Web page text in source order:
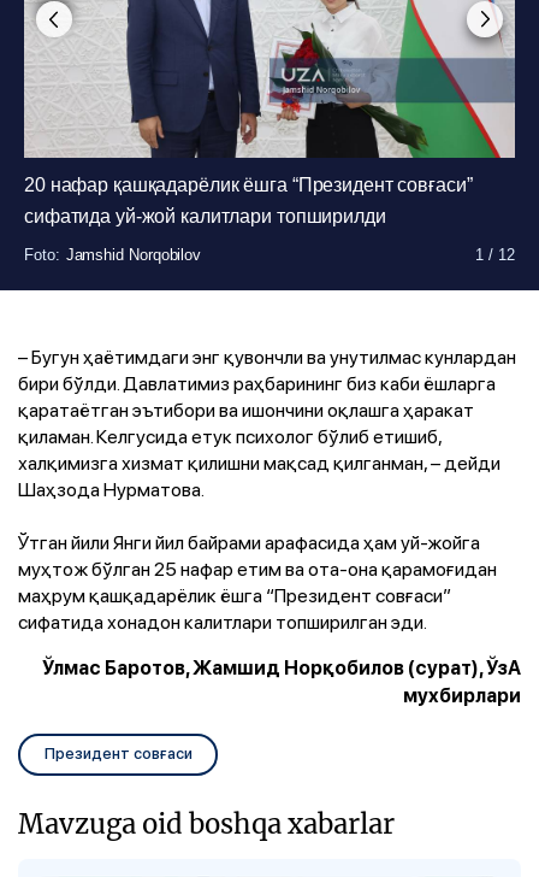
20 нафар қашқадарёлик ёшга “Президент совғаси”
сифатида уй-жой калитлари топширилди
Foto: Jamshid Norqobilov 1 / 12
Foto: Jamshid Norqobilov 1 / 12
Foto: Jamshid Norqobilov 1 / 12
Foto: Jamshid Norqobilov 1 / 12
Foto: Jamshid Norqobilov 1 / 12
Jamshid Norqobilov
Foto: Jamshid Norqobilov 1 / 12
Foto: Jamshid Norqobilov 1 / 12
Foto: Jamshid Norqobilov 1 / 12
Jamshid Norqobilov
Foto: Jamshid Norqobilov 1 / 12
Foto: Jamshid Norqobilov 1 / 12
– Бугун ҳаётимдаги энг қувончли ва унутилмас кунлардан
бири бўлди. Давлатимиз раҳбарининг биз каби ёшларга
қаратаётган эътибори ва ишончини оқлашга ҳаракат
қиламан. Келгусида етук психолог бўлиб етишиб,
халқимизга хизмат қилишни мақсад қилганман, – дейди
Шаҳзода Нурматова.
Ўтган йили Янги йил байрами арафасида ҳам уй-жойга
муҳтож бўлган 25 нафар етим ва ота-она қарамоғидан
маҳрум қашқадарёлик ёшга “Президент совғаси”
сифатида хонадон калитлари топширилган эди.
Ўлмас Баротов, Жамшид Норқобилов (сурат), ЎзА
мухбирлари
Президент совғаси
Mavzuga oid boshqa xabarlar